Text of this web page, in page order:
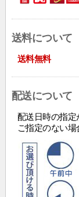
送料について
送料無料
配送について
配送日時の指定
ご指定のない場